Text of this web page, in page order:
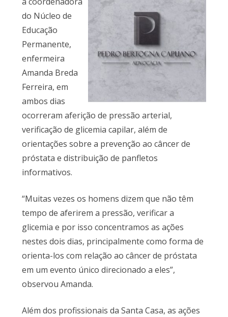
do Núcleo de
Educação
Permanente,
enfermeira
Amanda Breda
Ferreira, em
ambos dias
ocorreram aferição de pressão arterial,
verificação de glicemia capilar, além de
orientações sobre a prevenção ao câncer de
próstata e distribuição de panfletos
informativos.
“Muitas vezes os homens dizem que não têm
tempo de aferirem a pressão, verificar a
glicemia e por isso concentramos as ações
nestes dois dias, principalmente como forma de
orienta-los com relação ao câncer de próstata
em um evento único direcionado a eles”,
observou Amanda.
Além dos profissionais da Santa Casa, as ações